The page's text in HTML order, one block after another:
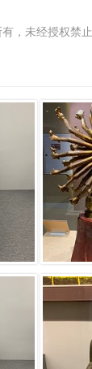
，未经授权禁止